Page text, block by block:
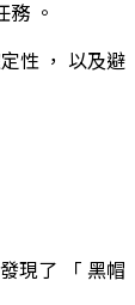
。
性 ， 以及避
現了 「 黑帽